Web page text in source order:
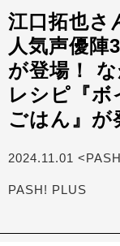
江口拓也さ
人気声優陣
が登場！
レシピ『ボ
ごはん』が
2024.11.01
PASH! PLUS